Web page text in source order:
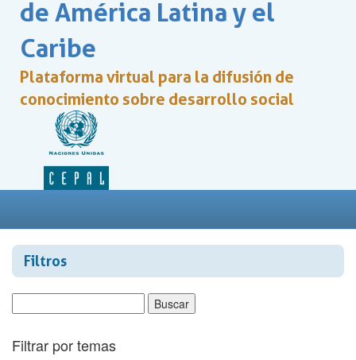
de América Latina y el
Caribe
Plataforma virtual para la difusión de
conocimiento sobre desarrollo social
Filtros
Filtrar por temas